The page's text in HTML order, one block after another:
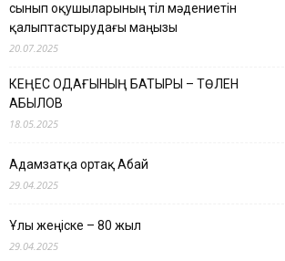
сынып оқушыларының тіл мәдениетін
қалыптастырудағы маңызы
20.07.2025
КЕҢЕС ОДАҒЫНЫҢ БАТЫРЫ – ТӨЛЕН
ҚАБЫЛОВ
18.05.2025
Адамзатқа ортақ Абай
29.04.2025
Ұлы жеңіске – 80 жыл
29.04.2025